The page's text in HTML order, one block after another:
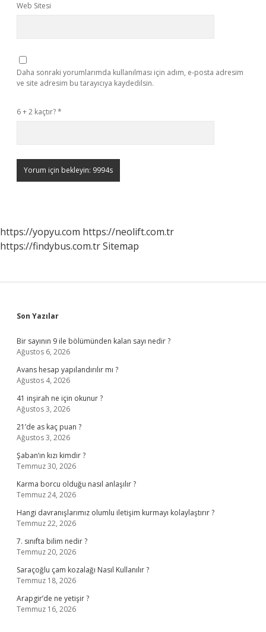
Web Sitesi
Daha sonraki yorumlarımda kullanılması için adım, e-posta adresim
ve site adresim bu tarayıcıya kaydedilsin.
6 + 2 kaçtır?*
https://yopyu.com https://neolift.com.tr
https://findybus.com.trSitemap
Sidebar
Son Yazılar
Bir sayının 9 ile bölümünden kalan sayı nedir ?
Ağustos 6, 2026
Avans hesap yapılandırılır mı ?
Ağustos 4, 2026
41 inşirah ne için okunur ?
Ağustos 3, 2026
21’de as kaç puan ?
Ağustos 3, 2026
Şaban’ın kızı kimdir ?
Temmuz 30, 2026
Karma borcu olduğu nasıl anlaşılır ?
Temmuz 24, 2026
Hangi davranışlarımız olumlu iletişim kurmayı kolaylaştırır ?
Temmuz 22, 2026
7. sınıfta bilim nedir ?
Temmuz 20, 2026
Saraçoğlu çam kozalağı Nasıl Kullanılır ?
Temmuz 18, 2026
Arapgir’de ne yetişir ?
Temmuz 16, 2026